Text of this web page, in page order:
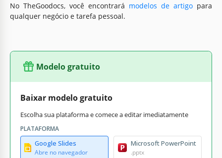
No TheGoodocs, você encontrará modelos de artigo para
qualquer negócio e tarefa pessoal.
Modelo gratuito
Baixar modelo gratuito
Escolha sua plataforma e comece a editar imediatamente
PLATAFORMA
Google Slides
Abre no navegador
Microsoft PowerPoint
.pptx